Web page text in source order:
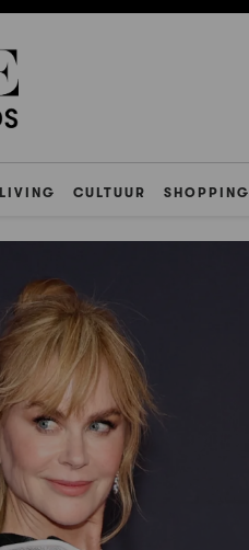
LIVING CULTUUR SHOPPING